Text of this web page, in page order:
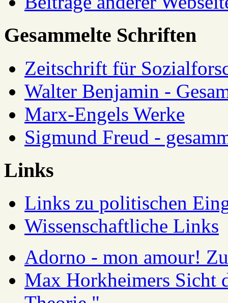
Gesammelte Schriften
Zeitschrift für
Walter Benjamin -
Marx-Engels Werke
Sigmund Freud -
Links
Links zu politischen
Wissenschaftliche Links
Adorno - mon amour!
Max Horkheimers Sicht